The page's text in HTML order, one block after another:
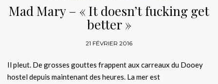
Mad Mary – « It doesn’t fucking get
better »
21 FÉVRIER 2016
Il pleut. De grosses gouttes frappent aux carreaux du Dooey
hostel depuis maintenant des heures. La mer est